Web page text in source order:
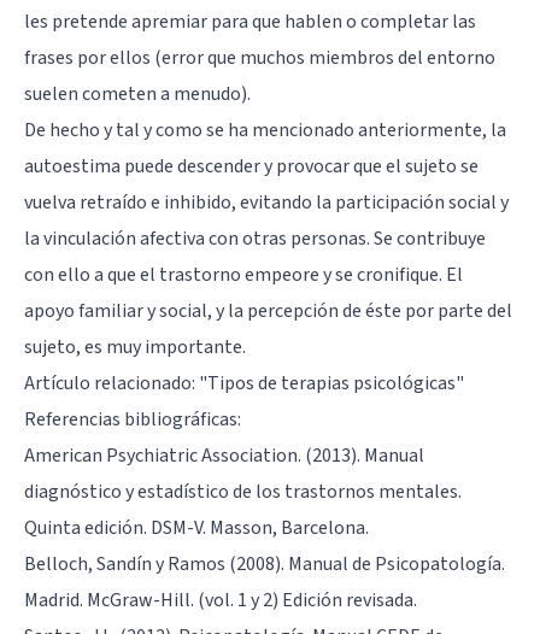
les pretende apremiar para que hablen o completar las
frases por ellos (error que muchos miembros del entorno
suelen cometen a menudo).
De hecho y tal y como se ha mencionado anteriormente, la
autoestima puede descender y provocar que el sujeto se
vuelva retraído e inhibido, evitando la participación social y
la vinculación afectiva con otras personas. Se contribuye
con ello a que el trastorno empeore y se cronifique. El
apoyo familiar y social, y la percepción de éste por parte del
sujeto, es muy importante.
Artículo relacionado: "Tipos de terapias psicológicas"
Referencias bibliográficas:
American Psychiatric Association. (2013). Manual
diagnóstico y estadístico de los trastornos mentales.
Quinta edición. DSM-V. Masson, Barcelona.
Belloch, Sandín y Ramos (2008). Manual de Psicopatología.
Madrid. McGraw-Hill. (vol. 1 y 2) Edición revisada.